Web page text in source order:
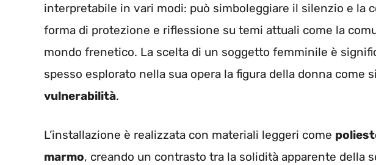
interpretabile in vari modi: può simboleggiare il silenzio e la
forma di protezione e riflessione su temi attuali come la
mondo frenetico. La scelta di un soggetto femminile è
spesso esplorato nella sua opera la figura della donna come
vulnerabilità.
L’installazione è realizzata con materiali leggeri come
marmo, creando un contrasto tra la solidità apparente della